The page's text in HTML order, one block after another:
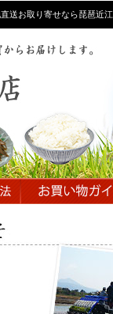
送お取り寄せなら琵琶近